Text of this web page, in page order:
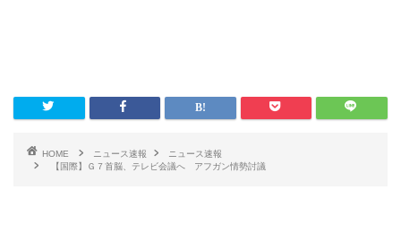
HOME ニュース速報
ニュース速報
【国際】Ｇ７首脳、テレビ会議へ アフガン情勢討議